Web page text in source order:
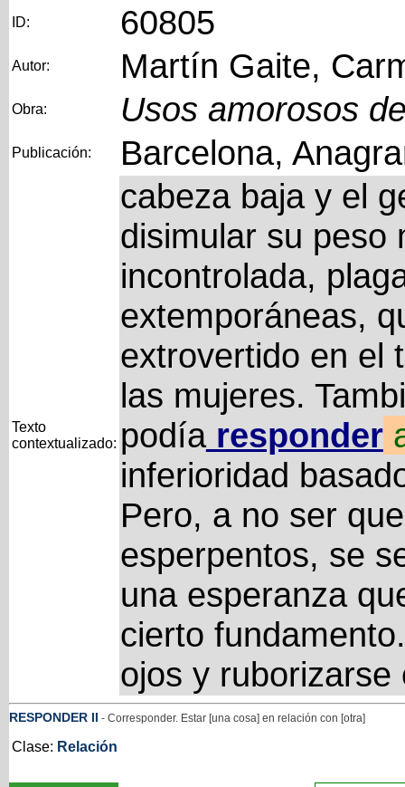
ID: 60805
Autor: Martín Gaite,
Obra: Usos amorosos
Publicación: Barcelona,
Texto
contextualizado:
cabeza baja y el
disimular su peso
incontrolada,
extemporáneas,
extrovertido en el
las mujeres.
podíaresponder
inferioridad
Pero, a no ser
esperpentos, se
una esperanza
cierto
ojos y ruborizarse
RESPONDER II - Corresponder. Estar [una cosa] en relación con [otra]
Clase: Relación